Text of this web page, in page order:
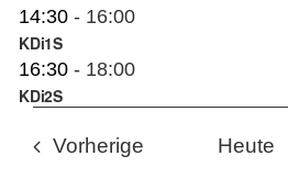
14:30 - 16:00
KDi1S
16:30 - 18:00
KDi2S
Vorherige Veranstaltungen
Heute